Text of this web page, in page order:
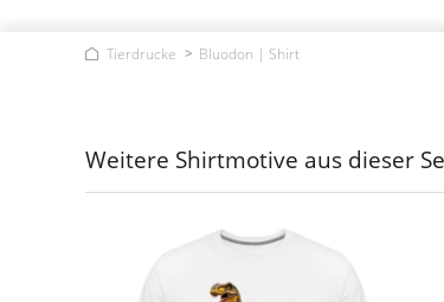
Tierdrucke Bluodon | Shirt
Weitere Shirtmotive aus dieser